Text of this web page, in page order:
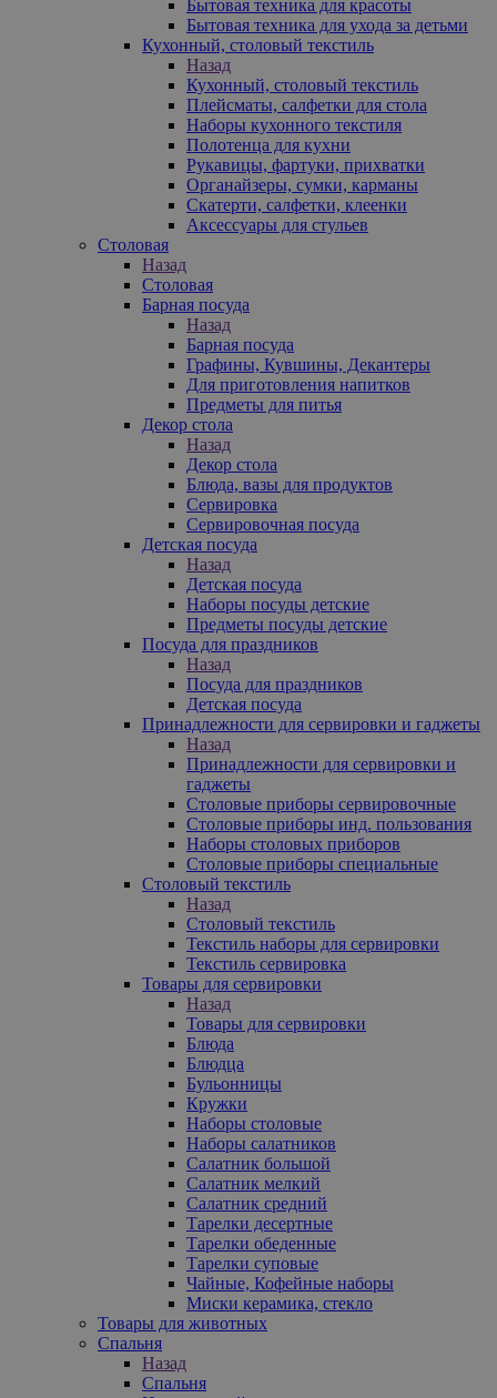
Бытовая техника для красоты
Бытовая техника для ухода за детьми
Кухонный, столовый текстиль
Назад
Кухонный, столовый текстиль
Плейсматы, салфетки для стола
Наборы кухонного текстиля
Полотенца для кухни
Рукавицы, фартуки, прихватки
Органайзеры, сумки, карманы
Скатерти, салфетки, клеенки
Аксессуары для стульев
Столовая
Назад
Столовая
Барная посуда
Назад
Барная посуда
Графины, Кувшины, Декантеры
Для приготовления напитков
Предметы для питья
Декор стола
Назад
Декор стола
Блюда, вазы для продуктов
Сервировка
Сервировочная посуда
Детская посуда
Назад
Детская посуда
Наборы посуды детские
Предметы посуды детские
Посуда для праздников
Назад
Посуда для праздников
Детская посуда
Принадлежности для сервировки и гаджеты
Назад
Принадлежности для сервировки и
гаджеты
Столовые приборы сервировочные
Столовые приборы инд. пользования
Наборы столовых приборов
Столовые приборы специальные
Столовый текстиль
Назад
Столовый текстиль
Текстиль наборы для сервировки
Текстиль сервировка
Товары для сервировки
Назад
Товары для сервировки
Блюда
Блюдца
Бульонницы
Кружки
Наборы столовые
Наборы салатников
Салатник большой
Салатник мелкий
Салатник средний
Тарелки десертные
Тарелки обеденные
Тарелки суповые
Чайные, Кофейные наборы
Миски керамика, стекло
Товары для животных
Спальня
Назад
Спальня